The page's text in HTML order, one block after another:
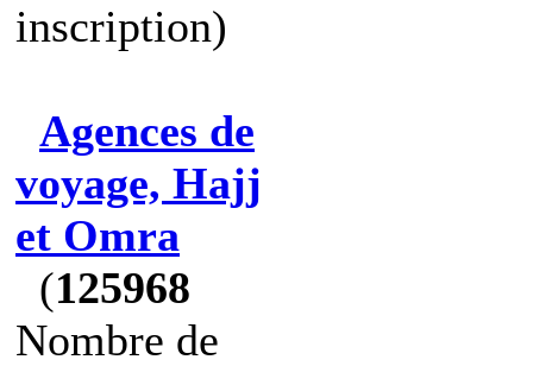
inscription)
Agences de
voyage, Hajj
et Omra
(125968
Nombre de